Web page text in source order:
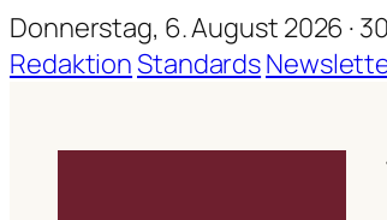
Donnerstag, 6. August 2026 ·
RedaktionStandards